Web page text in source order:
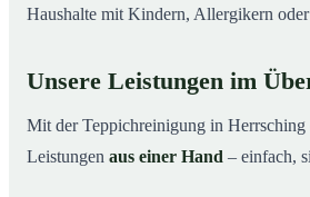
Haushalte mit Kindern, Allergikern
Unsere Leistungen im
Mit der Teppichreinigung in Herrsching
Leistungen aus einer Hand – einfach,